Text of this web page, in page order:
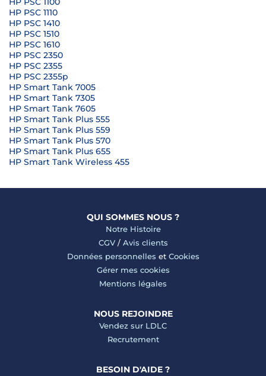
HP PSC 1110
HP PSC 1410
HP PSC 1510
HP PSC 1610
HP PSC 2350
HP PSC 2355
HP PSC 2355p
HP Smart Tank 7005
HP Smart Tank 7305
HP Smart Tank 7605
HP Smart Tank Plus 555
HP Smart Tank Plus 559
HP Smart Tank Plus 570
HP Smart Tank Plus 655
HP Smart Tank Wireless 455
QUI SOMMES NOUS ?
Notre Histoire
CGV/ Avis clients
Données personnelles et Cookies
Gérer mes cookies
Mentions légales
NOUS REJOINDRE
Vendez sur LDLC
Recrutement
BESOIN D'AIDE ?